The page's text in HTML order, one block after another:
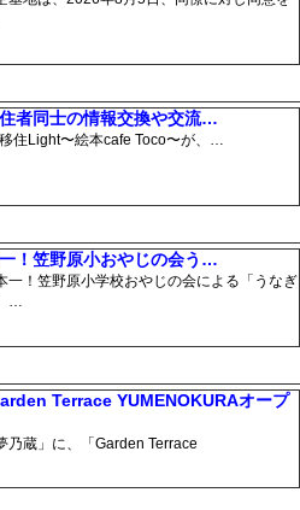
者同士の情報交換や交流…
住Light〜絵本cafe Toco〜が、…
！笠野原小おやじの会う…
！笠野原小学校おやじの会による「うなぎ
…
Terrace YUMENOKURAオープ
蔵」に、「Garden Terrace